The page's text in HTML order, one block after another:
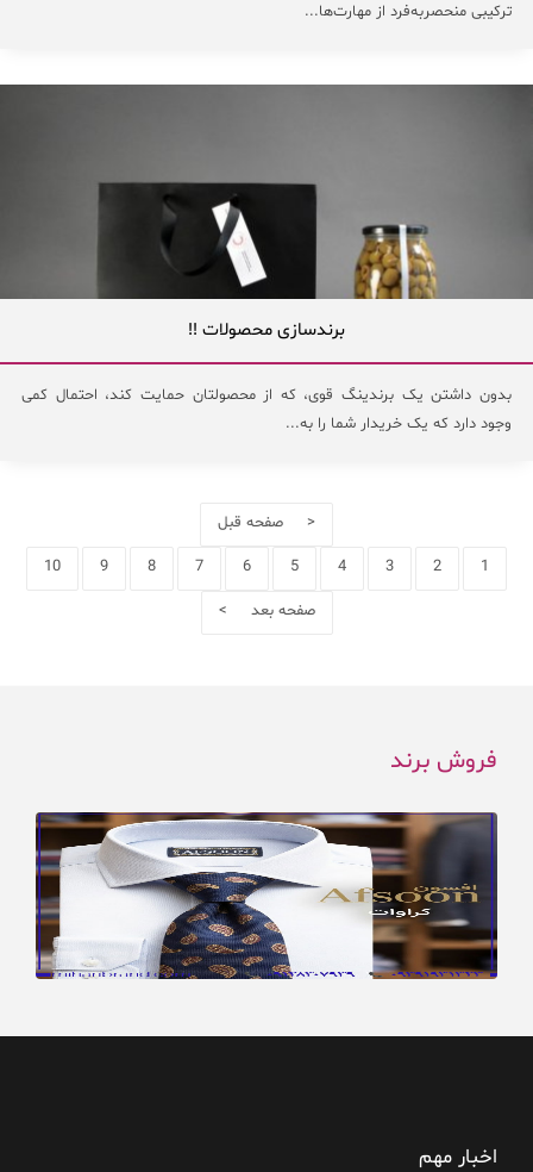
ترکیبی منحصربه‌فرد از مهارت‌ها...
برندسازی محصولات !!
بدون داشتن یک برندینگ قوی، که از محصولتان حمایت کند، احتمال کمی
وجود دارد که یک خریدار شما را به...
< صفحه قبل
1
2
3
4
5
6
7
8
9
10
صفحه بعد >
فروش برند
اخبار مهم